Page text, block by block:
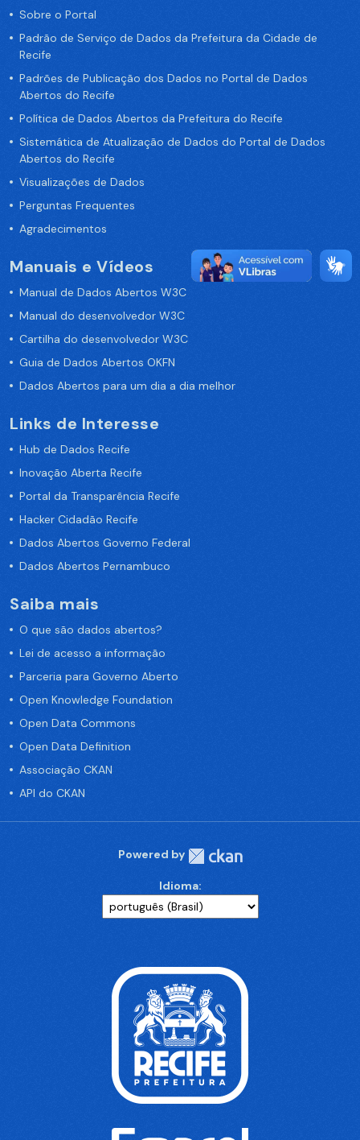
Sobre o Portal
Padrão de Serviço de Dados da Prefeitura da Cidade de
Recife
Padrões de Publicação dos Dados no Portal de Dados
Abertos do Recife
Política de Dados Abertos da Prefeitura do Recife
Sistemática de Atualização de Dados do Portal de Dados
Abertos do Recife
Visualizações de Dados
Perguntas Frequentes
Agradecimentos
Manuais e Vídeos
Manual de Dados Abertos W3C
Manual do desenvolvedor W3C
Cartilha do desenvolvedor W3C
Guia de Dados Abertos OKFN
Dados Abertos para um dia a dia melhor
Links de Interesse
Hub de Dados Recife
Inovação Aberta Recife
Portal da Transparência Recife
Hacker Cidadão Recife
Dados Abertos Governo Federal
Dados Abertos Pernambuco
Saiba mais
O que são dados abertos?
Lei de acesso a informação
Parceria para Governo Aberto
Open Knowledge Foundation
Open Data Commons
Open Data Definition
Associação CKAN
API do CKAN
Powered by
Idioma